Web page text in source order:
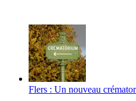
Flers : Un nouveau